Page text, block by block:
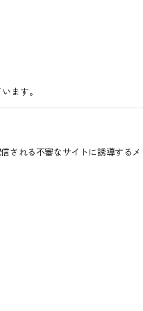
ます。
信される不審なサイトに誘導する